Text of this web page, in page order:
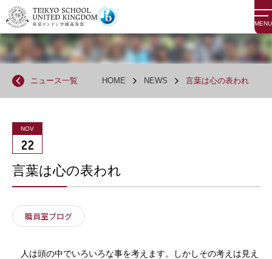
MENU
ニュース一覧 HOME NEWS 言葉は心の表われ
NOV
22
言葉は心の表われ
職員室ブログ
人は頭の中でいろいろな事を考えます。しかしその考えは見え